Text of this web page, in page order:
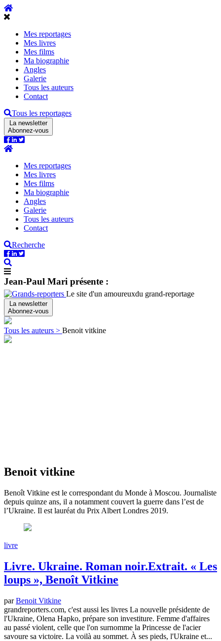
Mes reportages
Mes livres
Mes films
Ma biographie
Angles
Galerie
Tous les auteurs
Contact
Tous les reportages
La newsletter
Abonnez-vous
Mes reportages
Mes livres
Mes films
Ma biographie
Angles
Galerie
Tous les auteurs
Contact
Recherche
Jean-Paul Mari présente :
Le site d'un amoureuxdu grand-reportage
La newsletter
Abonnez-vous
Tous les auteurs > Benoit vitkine
Benoit vitkine
Benoît Vitkine est le correspondant du Monde à Moscou. Journaliste
depuis quinze ans, il a notamment couvert la guerre dans l’est de
l’Ukraine. Il est lauréat du Prix Albert Londres 2019.
livre
Livre. Ukraine. Roman noir.Extrait. « Les
loups », Benoît Vitkine
parBenoit Vitkine
grandreporters.com, c'est aussi les livres La nouvelle présidente de
l'Ukraine, Olena Hapko, prépare son investiture. Femme d'affaires
au passé violent, celle que l'on surnomme la Princesse de l'acier
savoure sa victoire. La voilà au sommet. À ses pieds, l'Ukraine et...